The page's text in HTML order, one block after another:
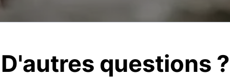
D'autres questions ?